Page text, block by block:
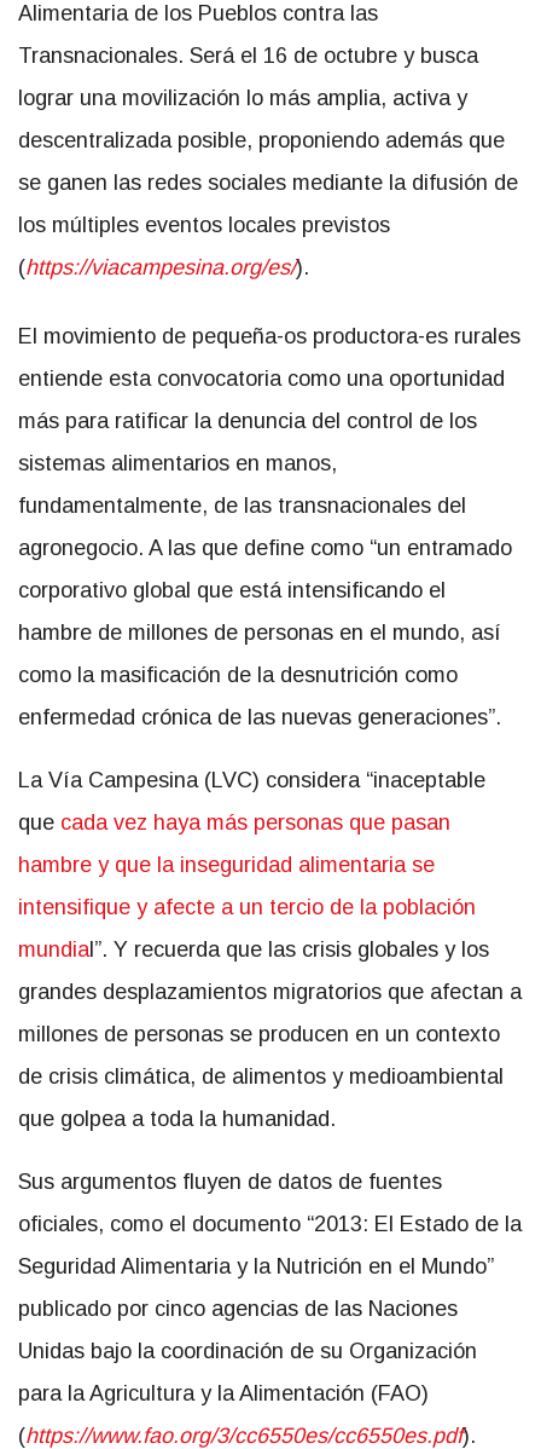
Alimentaria de los Pueblos contra las
Transnacionales. Será el 16 de octubre y busca
lograr una movilización lo más amplia, activa y
descentralizada posible, proponiendo además que
se ganen las redes sociales mediante la difusión de
los múltiples eventos locales previstos
(https://viacampesina.org/es/).
El movimiento de pequeña-os productora-es rurales
entiende esta convocatoria como una oportunidad
más para ratificar la denuncia del control de los
sistemas alimentarios en manos,
fundamentalmente, de las transnacionales del
agronegocio. A las que define como “un entramado
corporativo global que está intensificando el
hambre de millones de personas en el mundo, así
como la masificación de la desnutrición como
enfermedad crónica de las nuevas generaciones”.
La Vía Campesina (LVC) considera “inaceptable
que cada vez haya más personas que pasan
hambre y que la inseguridad alimentaria se
intensifique y afecte a un tercio de la población
mundial”. Y recuerda que las crisis globales y los
grandes desplazamientos migratorios que afectan a
millones de personas se producen en un contexto
de crisis climática, de alimentos y medioambiental
que golpea a toda la humanidad.
Sus argumentos fluyen de datos de fuentes
oficiales, como el documento “2013: El Estado de la
Seguridad Alimentaria y la Nutrición en el Mundo”
publicado por cinco agencias de las Naciones
Unidas bajo la coordinación de su Organización
para la Agricultura y la Alimentación (FAO)
(https://www.fao.org/3/cc6550es/cc6550es.pdf).